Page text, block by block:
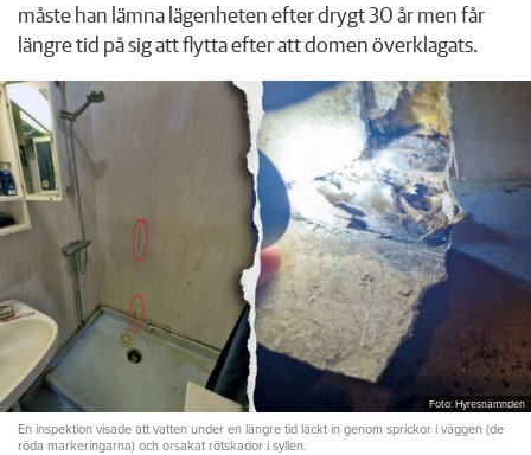
måste han lämna lägenheten efter drygt 30 år men får
längre tid på sig att flytta efter att domen överklagats.
Foto: Hyresnämnden
En inspektion visade att vatten under en längre tid läckt in genom sprickor i väggen (de
röda markeringarna) och orsakat rötskador i syllen.